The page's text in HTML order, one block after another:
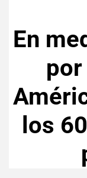
En
por
los